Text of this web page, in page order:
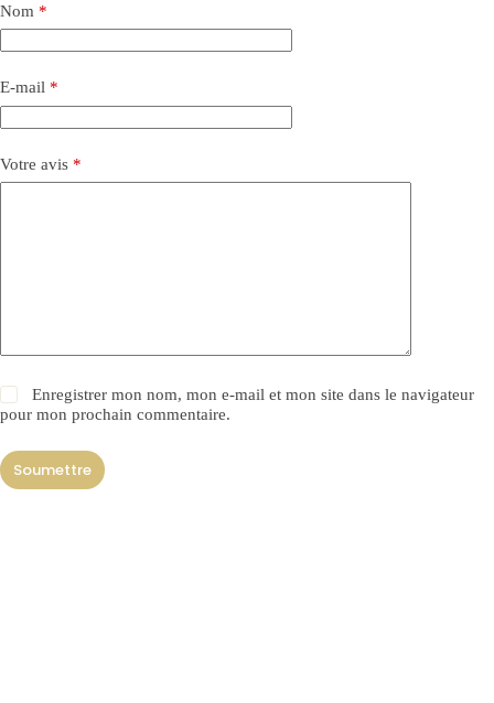
Nom *
E-mail *
Votre avis *
Enregistrer mon nom, mon e-mail et mon site dans le navigateur
pour mon prochain commentaire.
Soumettre